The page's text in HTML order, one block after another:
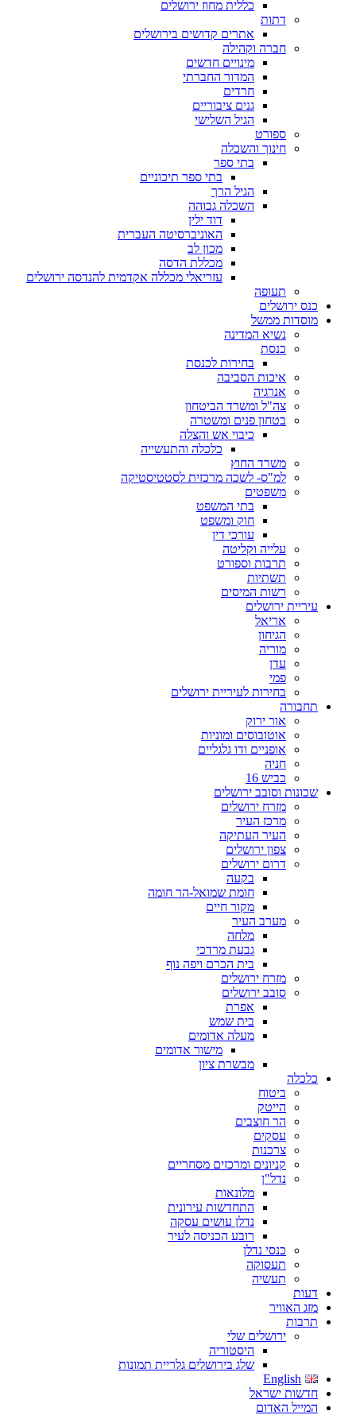
כללית מחוז ירושלים
דתות
אתרים קדושים בירושלים
חברה וקהילה
מינויים חדשים
המדור החברתי
חרדים
גנים ציבוריים
הגיל השלישי
ספורט
חינוך והשכלה
בתי ספר
בתי ספר תיכוניים
הגיל הרך
השכלה גבוהה
דוד ילין
האוניברסיטה העברית
מכון לב
מכללת הדסה
עזריאלי מכללה אקדמית להנדסה ירושלים
תעופה
כנס ירושלים
מוסדות ממשל
נשיא המדינה
כנסת
בחירות לכנסת
איכות הסביבה
אנרגיה
צה"ל ומשרד הביטחון
בטחון פנים ומשטרה
כיבוי אש והצלה
כלכלה והתעשייה
משרד החוץ
למ"ס- לשכה מרכזית לסטטיסטיקה
משפטים
בתי המשפט
חוק ומשפט
עורכי דין
עלייה וקליטה
תרבות וספורט
תשתיות
רשות המיסים
עיריית ירושלים
אריאל
הגיחון
מוריה
עדן
פמי
בחירות לעיריית ירושלים
תחבורה
אור ירוק
אוטובוסים ומוניות
אופניים ודו גלגליים
חניה
כביש 16
שכונות וסובב ירושלים
מזרח ירושלים
מרכז העיר
העיר העתיקה
צפון ירושלים
דרום ירושלים
בקעה
חומת שמואל-הר חומה
מקור חיים
מערב העיר
מלחה
גבעת מרדכי
בית הכרם ויפה נוף
מזרח ירושלים
סובב ירושלים
אפרת
בית שמש
מעלה אדומים
מישור אדומים
מבשרת ציון
כלכלה
ביטוח
הייטק
הר חוצבים
עסקים
צרכנות
קניונים ומרכזים מסחריים
נדל"ן
מלונאות
התחדשות עירונית
נדלן עושים עסקה
רובע הכניסה לעיר
כנסי נדלן
תעסוקה
תעשיה
דעות
מזג האוויר
תרבות
ירושלים שלי
היסטוריה
שלג בירושלים גלריית תמונות
English
חדשות ישראל
המייל האדום